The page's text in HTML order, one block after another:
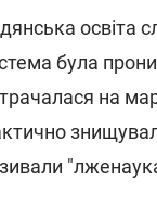
освіта
була
на